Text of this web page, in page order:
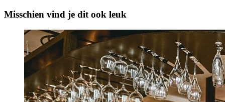
Misschien vind je dit ook leuk